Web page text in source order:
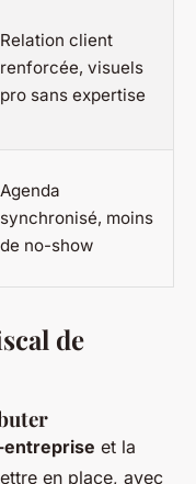
Relation client
renforcée, visuels
pro sans expertise
Agenda
synchronisé, moins
de no-show
de
et la
en place, avec